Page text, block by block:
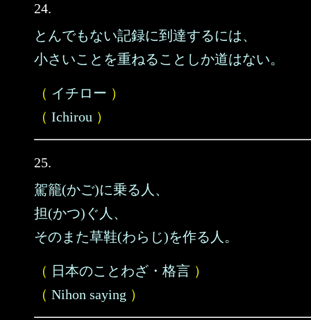
24.
とんでもない記録に到達するには、
小さいことを重ねることしか道はない。
（ イチロー ）
（ Ichirou ）
25.
駕籠(かご)に乗る人、
担(かつ)ぐ人、
そのまた草鞋(わらじ)を作る人。
（ 日本のことわざ・格言 ）
（ Nihon saying ）